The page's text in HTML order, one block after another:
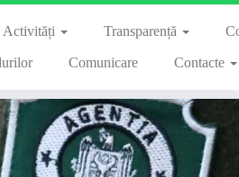
Activități Transparență
Comunicare Contacte